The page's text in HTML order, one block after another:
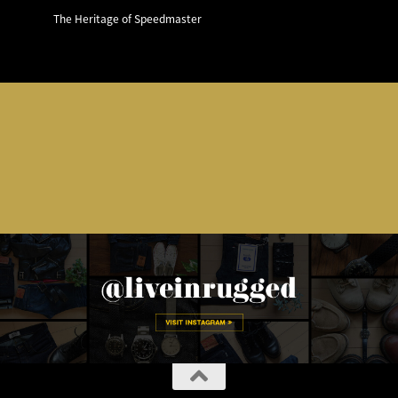
The Heritage of Speedmaster